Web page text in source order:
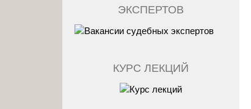
ЭКСПЕРТОВ
КУРС ЛЕКЦИЙ